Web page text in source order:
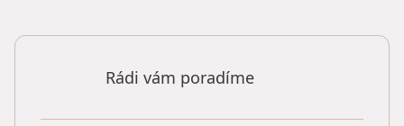
Rádi vám poradíme